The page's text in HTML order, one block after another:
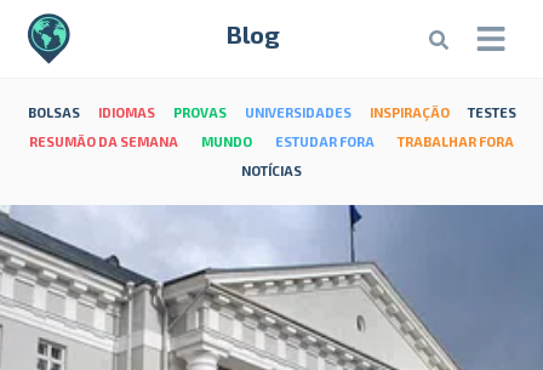
Blog
BOLSAS IDIOMAS PROVAS UNIVERSIDADES INSPIRAÇÃO
TESTES
RESUMÃO DA SEMANA
MUNDO ESTUDAR FORA
TRABALHAR FORA
NOTÍCIAS